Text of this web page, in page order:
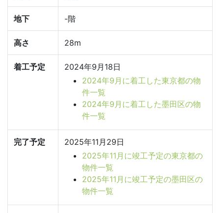
地下 -階
高さ 28m
着工予定
2024年9月18日
2024年9月に着工した東京都の物
件一覧
2024年9月に着工した墨田区の物
件一覧
完了予定
2025年11月29日
2025年11月に竣工予定の東京都の
物件一覧
2025年11月に竣工予定の墨田区の
物件一覧